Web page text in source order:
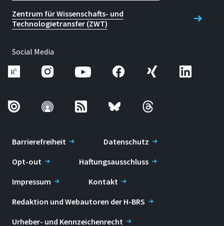
Zentrum für Wissenschafts- und
Technologietransfer (ZWT)
Social Media
Barrierefreiheit
Datenschutz
Opt-out
Haftungsausschluss
Impressum
Kontakt
Redaktion und Webautoren der H-BRS
Urheber- und Kennzeichenrecht